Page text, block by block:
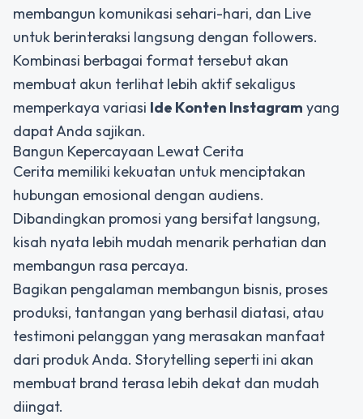
membangun komunikasi sehari-hari, dan Live
untuk berinteraksi langsung dengan followers.
Kombinasi berbagai format tersebut akan
membuat akun terlihat lebih aktif sekaligus
memperkaya variasi Ide Konten Instagram yang
dapat Anda sajikan.
Bangun Kepercayaan Lewat Cerita
Cerita memiliki kekuatan untuk menciptakan
hubungan emosional dengan audiens.
Dibandingkan promosi yang bersifat langsung,
kisah nyata lebih mudah menarik perhatian dan
membangun rasa percaya.
Bagikan pengalaman membangun bisnis, proses
produksi, tantangan yang berhasil diatasi, atau
testimoni pelanggan yang merasakan manfaat
dari produk Anda. Storytelling seperti ini akan
membuat brand terasa lebih dekat dan mudah
diingat.